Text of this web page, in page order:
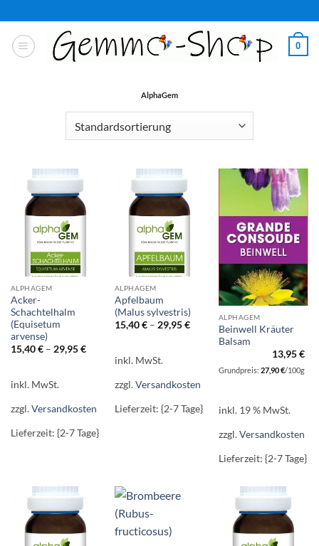
Inhalt
springen
0
AlphaGem
ALPHAGEM
Acker-
Schachtelhalm
(Equisetum
arvense)
15,40€– 29,95€
inkl. MwSt.
zzgl.Versandkosten
Lieferzeit: {2-7 Tage}
ALPHAGEM
Apfelbaum
(Malus sylvestris)
15,40€– 29,95€
inkl. MwSt.
zzgl.Versandkosten
Lieferzeit: {2-7 Tage}
ALPHAGEM
Beinwell Kräuter
Balsam
13,95€
Grundpreis: 27,90€/100g
inkl. 19 % MwSt.
zzgl.Versandkosten
Lieferzeit: {2-7 Tage}